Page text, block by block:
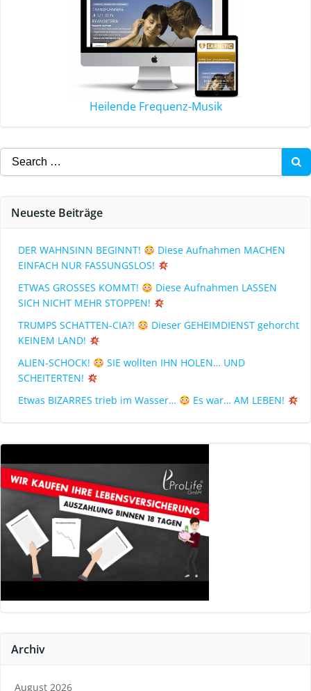
Heilende Frequenz-Musik
Neueste Beiträge
DER WAHNSINN BEGINNT!
Diese Aufnahmen MACHEN
EINFACH NUR FASSUNGSLOS!
ETWAS GROSSES KOMMT!
Diese Aufnahmen LASSEN
SICH NICHT MEHR STOPPEN!
TRUMPS SCHATTEN-CIA?!
Dieser GEHEIMDIENST gehorcht
KEINEM LAND!
ALIEN-SCHOCK!
SIE wollten IHN HOLEN… UND
SCHEITERTEN!
Etwas BIZARRES trieb im Wasser…
Es war… AM LEBEN!
Archiv
August 2026